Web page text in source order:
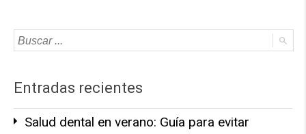
Entradas recientes
Salud dental en verano: Guía para evitar